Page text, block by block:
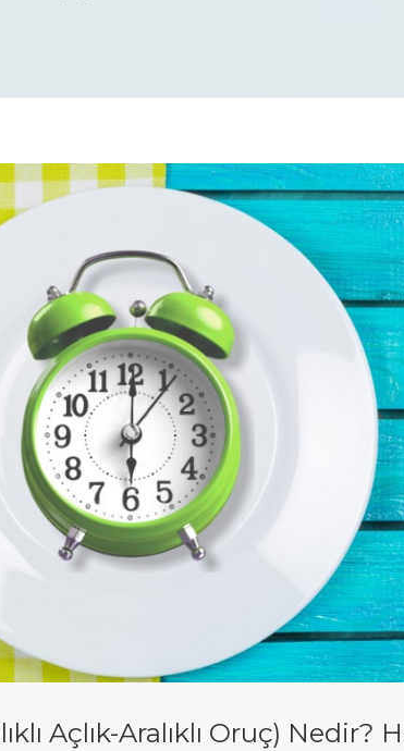
Açlık-Aralıklı Oruç) Nedir?